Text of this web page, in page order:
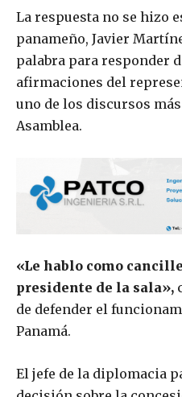
La respuesta no se hizo
panameño, Javier
palabra para responder
afirmaciones del
uno de los discursos
Asamblea.
«Le hablo como
presidente de la sala»,
de defender el
Panamá.
El jefe de la diplomacia